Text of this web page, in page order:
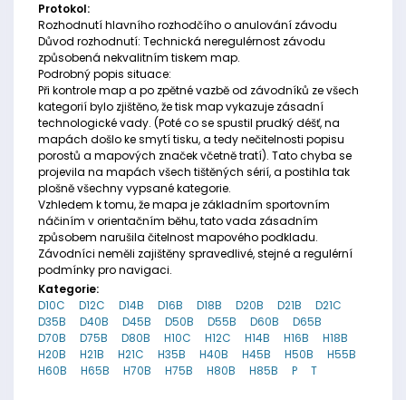
Protokol:
Rozhodnutí hlavního rozhodčího o anulování závodu
Důvod rozhodnutí: Technická neregulérnost závodu
způsobená nekvalitním tiskem map.
Podrobný popis situace:
Při kontrole map a po zpětné vazbě od závodníků ze všech
kategorií bylo zjištěno, že tisk map vykazuje zásadní
technologické vady. (Poté co se spustil prudký déšť, na
mapách došlo ke smytí tisku, a tedy nečitelnosti popisu
porostů a mapových značek včetně tratí). Tato chyba se
projevila na mapách všech tištěných sérií, a postihla tak
plošně všechny vypsané kategorie.
Vzhledem k tomu, že mapa je základním sportovním
náčiním v orientačním běhu, tato vada zásadním
způsobem narušila čitelnost mapového podkladu.
Závodníci neměli zajištěny spravedlivé, stejné a regulérní
podmínky pro navigaci.
Kategorie:
D10C
D12C D14B D16B D18B D20B D21B
D21C
D35B
D40B D45B D50B D55B D60B
D65B
D70B
D75B D80B H10C H12C H14B H16B
H18B
H20B
H21B H21C H35B H40B H45B H50B
H55B
H60B
H65B H70B H75B H80B H85B P T